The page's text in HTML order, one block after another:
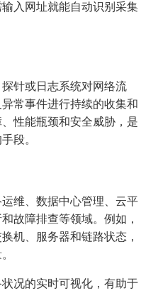
入网址就能自动识别采集
针或日志系统对网络流
常事件进行持续的收集和
性能瓶颈和安全威胁，是
段。
维、数据中心管理、云平
故障排查等领域。例如，
机、服务器和链路状态，
况的实时可视化，有助于